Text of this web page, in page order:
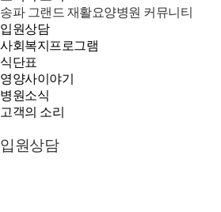
송파 그랜드 재활요양병원 커뮤니티
입원상담
사회복지프로그램
식단표
영양사이야기
병원소식
고객의 소리
입원상담